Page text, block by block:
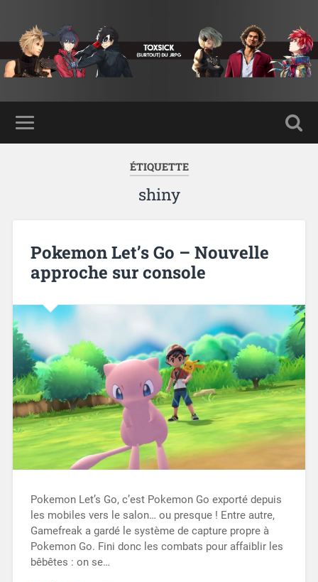
ÉTIQUETTE
shiny
Pokemon Let’s Go – Nouvelle
approche sur console
Pokemon Let’s Go, c’est Pokemon Go exporté depuis
les mobiles vers le salon… ou presque ! Entre autre,
Gamefreak a gardé le système de capture propre à
Pokemon Go. Fini donc les combats pour affaiblir les
bêbêtes : on se…